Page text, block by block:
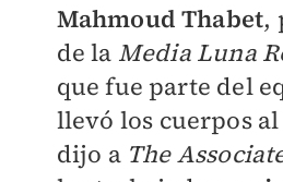
Mahmoud Thabet,
de la Media Luna
que fue parte del
llevó los cuerpos
dijo a The